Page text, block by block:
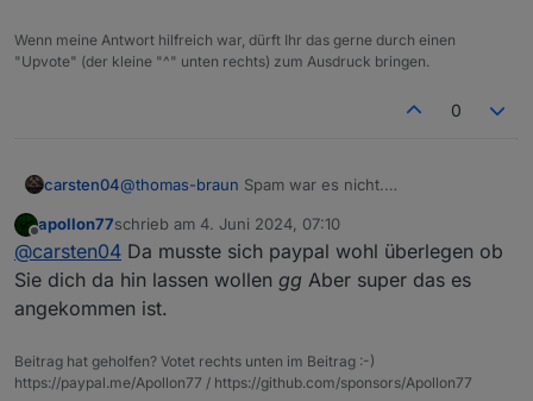
Wenn meine Antwort hilfreich war, dürft Ihr das gerne durch einen
"Upvote" (der kleine "^" unten rechts) zum Ausdruck bringen.
0
carsten04@thomas-braun Spam war es nicht.
gegangen ist?
Email mit Ticket hat wohl noch einen Umweg
genommen :-) und ist jetzt da.
Offline
apollon77schrieb am 4. Juni 2024, 07:10
zuletzt editiert von
@carsten04 Da musste sich paypal wohl überlegen ob
Sie dich da hin lassen wollen gg Aber super das es
angekommen ist.
Beitrag hat geholfen? Votet rechts unten im Beitrag :-)
https://paypal.me/Apollon77 / https://github.com/sponsors/Apollon77